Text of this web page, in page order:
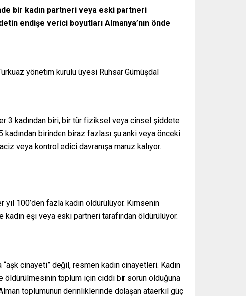
bir kadın partneri veya eski partneri
endişe verici boyutları Almanya’nın önde
yönetim kurulu üyesi Ruhsar Gümüşdal
3 kadından biri, bir tür fiziksel veya cinsel şiddete
kadından birinden biraz fazlası şu anki veya önceki
veya kontrol edici davranışa maruz kalıyor.
100’den fazla kadın öldürülüyor. Kimsenin
eşi veya eski partneri tarafından öldürülüyor.
cinayeti” değil, resmen kadın cinayetleri. Kadın
öldürülmesinin toplum için ciddi bir sorun olduğuna
toplumunun derinliklerinde dolaşan ataerkil güç